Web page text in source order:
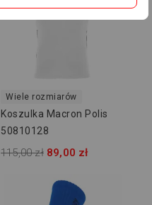
Wiele rozmiarów
Koszulka Macron Polis
50810128
115,00 zł 89,00 zł